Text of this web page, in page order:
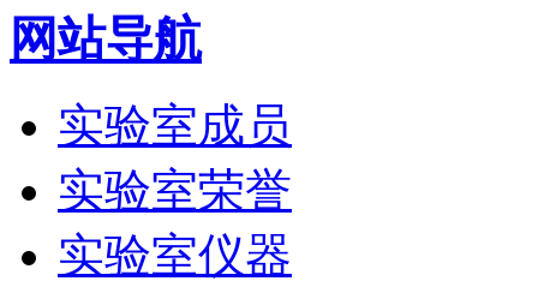
网站导航
实验室成员
实验室荣誉
实验室仪器